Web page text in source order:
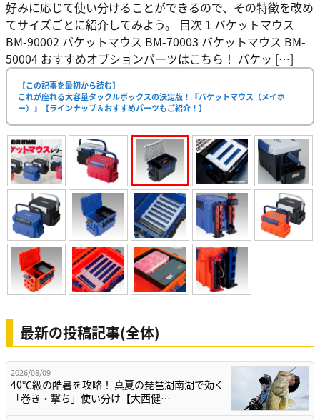
好みに応じて使い分けることができるので、その特徴を改め
てサイズごとに紹介してみよう。 目次 1 バケットマウス
BM-90002 バケットマウス BM-70003 バケットマウス BM-
50004 おすすめオプションパーツはこちら！ バケッ […]
【この記事を最初から読む】
これが座れる大容量タックルボックスの決定版！『バケットマウス（メイホ
ー）』【ラインナップ＆おすすめパーツもご紹介！】
最新の投稿記事(全体)
2026/08/09
40℃級の酷暑を攻略！ 真夏の琵琶湖南湖で効く
「巻き・撃ち」使い分け【大西健…